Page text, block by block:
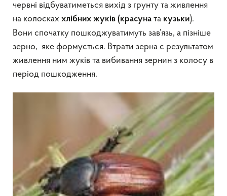
червні відбуватиметься вихід з грунту та живлення
на колосках хлібних жуків (красуна та кузьки).
Вони спочатку пошкоджуватимуть зав’язь, а пізніше
зерно, яке формується. Втрати зерна є результатом
живлення ним жуків та вибивання зернин з колосу в
період пошкодження.